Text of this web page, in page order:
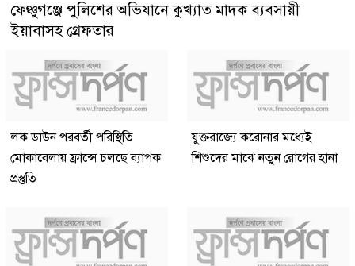
ফেঞ্চুগঞ্জে পুলিশের অভিযানে কুখ্যাত মাদক ব্যবসায়ী
ইয়াবাসহ গ্রেফতার
লক ডাউন পরবর্তী পরিস্থিতি
মোকাবেলায় ফ্রান্সে চলছে ব্যাপক
প্রস্তুতি
যুক্তরাজ্যে করোনার মধ্যেই
শিশুদের মাঝে নতুন রোগের হানা